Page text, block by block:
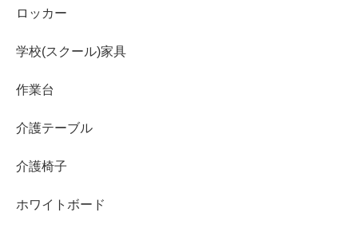
ロッカー
学校(スクール)家具
作業台
介護テーブル
介護椅子
ホワイトボード